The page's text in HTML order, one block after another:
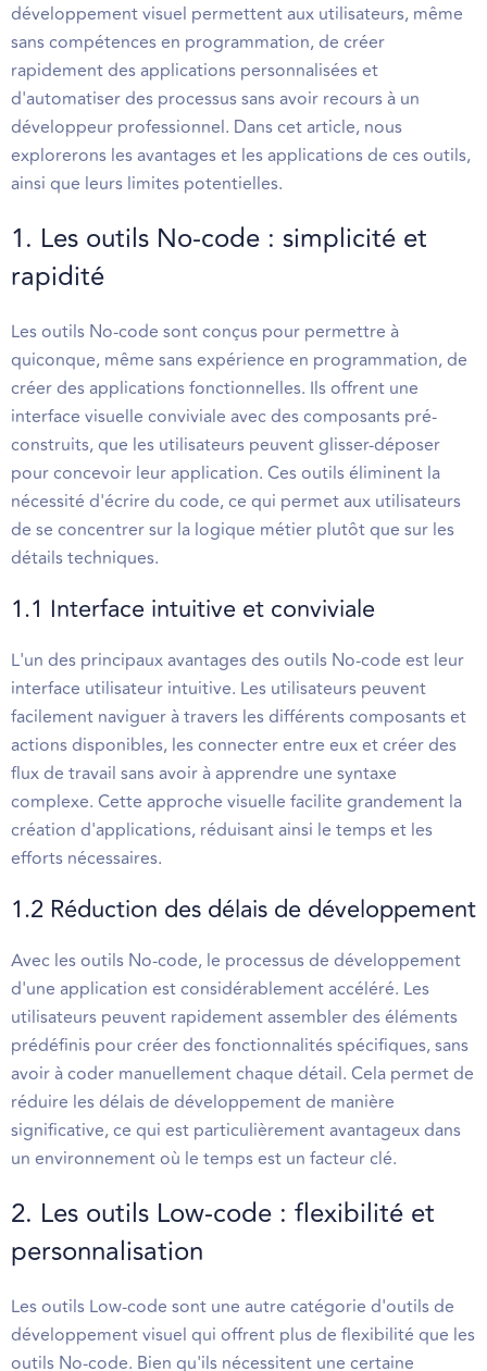
développement visuel permettent aux utilisateurs, même
sans compétences en programmation, de créer
rapidement des applications personnalisées et
d'automatiser des processus sans avoir recours à un
développeur professionnel. Dans cet article, nous
explorerons les avantages et les applications de ces outils,
ainsi que leurs limites potentielles.
1. Les outils No-code : simplicité et
rapidité
Les outils No-code sont conçus pour permettre à
quiconque, même sans expérience en programmation, de
créer des applications fonctionnelles. Ils offrent une
interface visuelle conviviale avec des composants pré-
construits, que les utilisateurs peuvent glisser-déposer
pour concevoir leur application. Ces outils éliminent la
nécessité d'écrire du code, ce qui permet aux utilisateurs
de se concentrer sur la logique métier plutôt que sur les
détails techniques.
1.1 Interface intuitive et conviviale
L'un des principaux avantages des outils No-code est leur
interface utilisateur intuitive. Les utilisateurs peuvent
facilement naviguer à travers les différents composants et
actions disponibles, les connecter entre eux et créer des
flux de travail sans avoir à apprendre une syntaxe
complexe. Cette approche visuelle facilite grandement la
création d'applications, réduisant ainsi le temps et les
efforts nécessaires.
1.2 Réduction des délais de développement
Avec les outils No-code, le processus de développement
d'une application est considérablement accéléré. Les
utilisateurs peuvent rapidement assembler des éléments
prédéfinis pour créer des fonctionnalités spécifiques, sans
avoir à coder manuellement chaque détail. Cela permet de
réduire les délais de développement de manière
significative, ce qui est particulièrement avantageux dans
un environnement où le temps est un facteur clé.
2. Les outils Low-code : flexibilité et
personnalisation
Les outils Low-code sont une autre catégorie d'outils de
développement visuel qui offrent plus de flexibilité que les
outils No-code. Bien qu'ils nécessitent une certaine